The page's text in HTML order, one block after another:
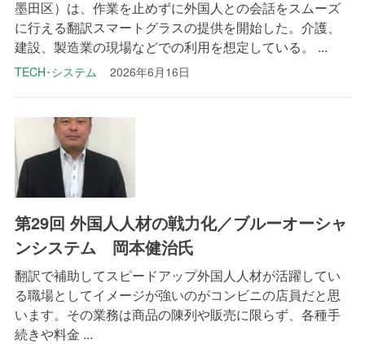
墨田区）は、作業を止めずに外国人との会話をスムーズ
に行える翻訳スマートグラスの提供を開始した。介護、
建設、製造業の現場などでの利用を想定している。 ...
TECH･システム 2026年6月16日
第29回 外国人人材の戦力化／ブルーオーシャ
ンシステム 岡本健治氏
翻訳で補助してスピードアップ外国人人材が活躍してい
る職場としてイメージが強いのがコンビニの店員だと思
います。その業務は商品の陳列や販売に限らず、各種手
続きや料金 ...